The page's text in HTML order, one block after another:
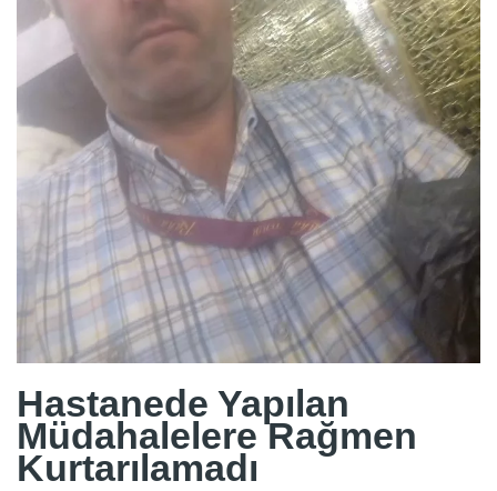
Hastanede Yapılan
Müdahalelere Rağmen
Kurtarılamadı